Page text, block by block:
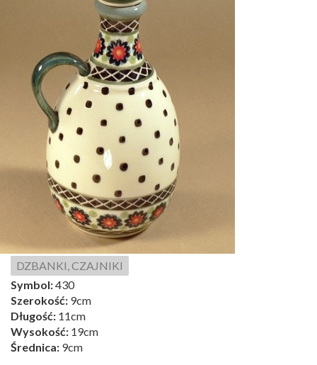
DZBANKI, CZAJNIKI
Symbol:430
Szerokość: 9cm
Długość: 11cm
Wysokość: 19cm
Średnica: 9cm